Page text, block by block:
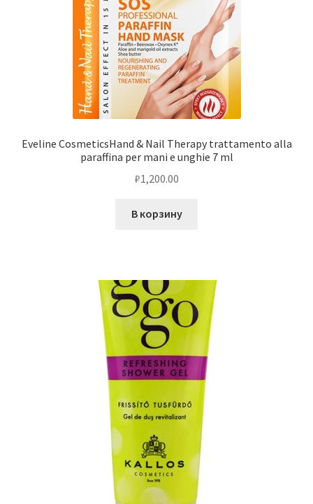
Eveline CosmeticsHand & Nail Therapy trattamento alla
paraffina per mani e unghie 7 ml
₽1,200.00
В корзину